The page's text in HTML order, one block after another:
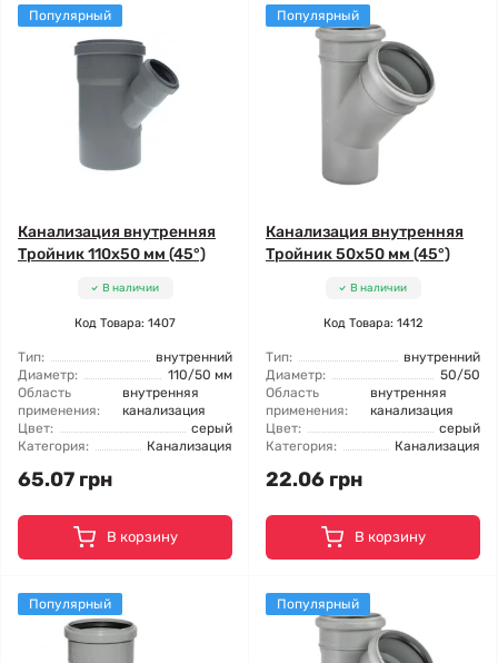
Популярный
Канализация внутренняя
Тройник 110x50 мм (45°)
В наличии
Код Товара: 1407
Тип:
внутренний
Диаметр:
110/50 мм
Область
применения:
внутренняя
канализация
Цвет:
серый
Категория:
Канализация
65.07 грн
В корзину
Популярный
Канализация внутренняя
Тройник 50x50 мм (45°)
В наличии
Код Товара: 1412
Тип:
внутренний
Диаметр:
50/50
Область
применения:
внутренняя
канализация
Цвет:
серый
Категория:
Канализация
22.06 грн
В корзину
Популярный Популярный